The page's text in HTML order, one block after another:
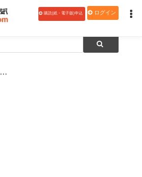
購読(紙・電子版)申込 ログイン
【データ】自治体・DMOのインバウンド戦略